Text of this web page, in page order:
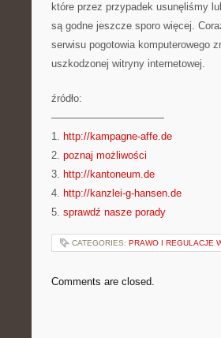
które przez przypadek usunęliśmy
są godne jeszcze sporo więcej.
serwisu pogotowia komputerowego
uszkodzonej witryny internetowej.
źródło:
———————————
1. http://kampagne-affe.de
2. poznaj możliwości
3. http://kantoneum.de
4. http://kanzlei-g-hansen.de
5. sprawdź nasze porady
CATEGORIES: PRAWO I REGULACJE
Comments are closed.